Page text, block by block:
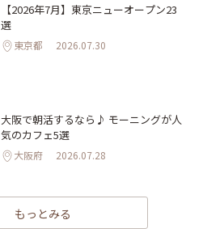
【2026年7月】東京ニューオープン23
選
東京都 2026.07.30
大阪で朝活するなら♪ モーニングが人
気のカフェ5選
大阪府 2026.07.28
もっとみる